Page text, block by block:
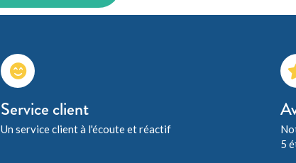
Service client
Un service client à l'écoute et réactif
5